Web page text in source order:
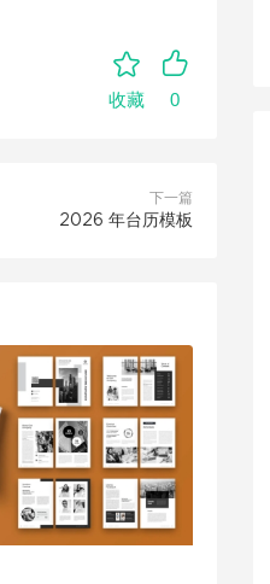
收藏 0
下一篇
2026 年台历模板